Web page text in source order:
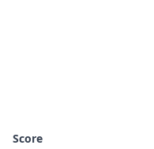
Score